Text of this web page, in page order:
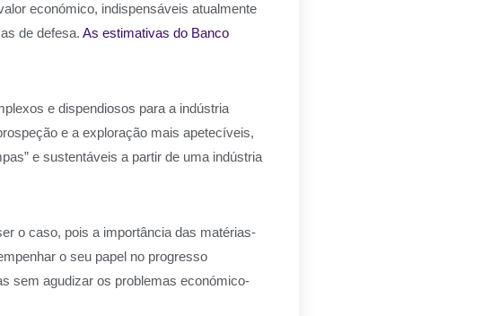
económico, indispensáveis atualmente
de defesa. As estimativas do Banco
e dispendiosos para a indústria
e a exploração mais apetecíveis,
e sustentáveis a partir de uma indústria
o caso, pois a importância das matérias-
o seu papel no progresso
sem agudizar os problemas económico-